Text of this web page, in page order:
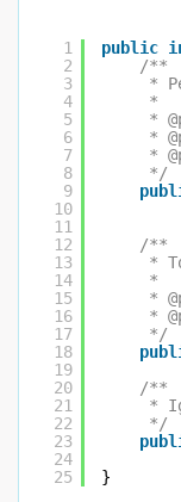
1
2
3
4
5
6
7
8
9
10
11
12
13
14
15
16
17
18
19
20
21
22
23
24
25
public
/**
*
*
*
*
*
*/
/**
*
*
*
*
*/
/**
*
*/
}